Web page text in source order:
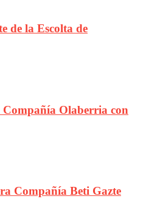
de la Escolta de
Olaberria con
Compañía Beti Gazte